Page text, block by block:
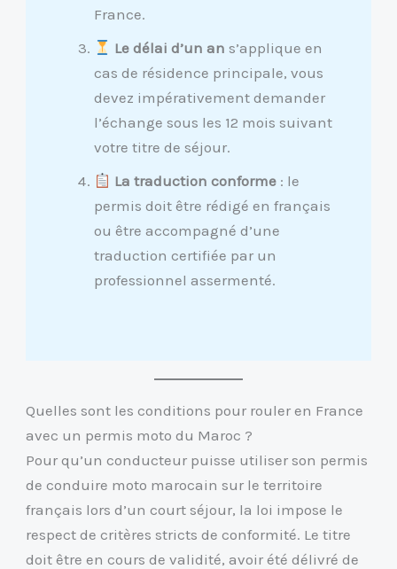
France.
Le délai d’un an s’applique en
cas de résidence principale, vous
devez impérativement demander
l’échange sous les 12 mois suivant
votre titre de séjour.
La traduction conforme : le
permis doit être rédigé en français
ou être accompagné d’une
traduction certifiée par un
professionnel assermenté.
Quelles sont les conditions pour rouler en France
avec un permis moto du Maroc ?
Pour qu’un conducteur puisse utiliser son permis
de conduire moto marocain sur le territoire
français lors d’un court séjour, la loi impose le
respect de critères stricts de conformité. Le titre
doit être en cours de validité, avoir été délivré de